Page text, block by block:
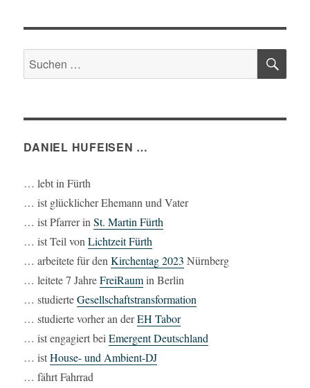
Beiträge
SEIT
E
Suchen
nach:
DANIEL HUFEISEN …
… lebt in Fürth
… ist glücklicher Ehemann und Vater
… ist Pfarrer inSt. Martin Fürth
… ist Teil vonLichtzeit Fürth
… arbeitete für denKirchentag 2023 Nürnberg
… leitete 7 JahreFreiRaumin Berlin
… studierteGesellschaftstransformation
… studierte vorher an derEH Tabor
… ist engagiert beiEmergent Deutschland
… istHouse- und Ambient-DJ
… fährt Fahrrad